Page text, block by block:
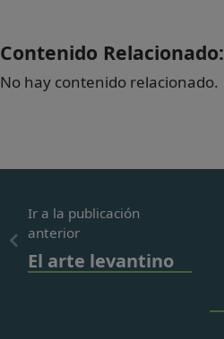
Contenido Relacionado:
No hay contenido relacionado.
Ir a la publicación
anterior
El arte levantino